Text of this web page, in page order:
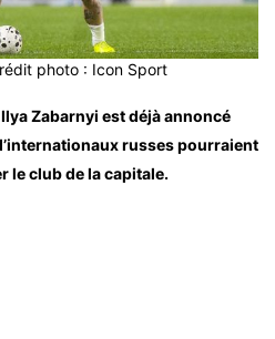
photo : Icon Sport
Zabarnyi est déjà annoncé
russes pourraient
le club de la capitale.